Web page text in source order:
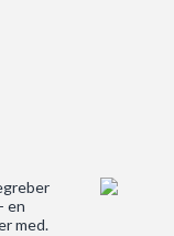
en
med.